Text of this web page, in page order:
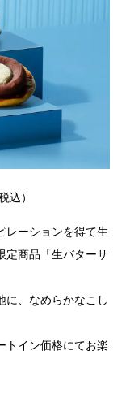
込）
レーションを得て生
定商品「生バターサ
に、なめらかなこし
トイン価格にてお楽